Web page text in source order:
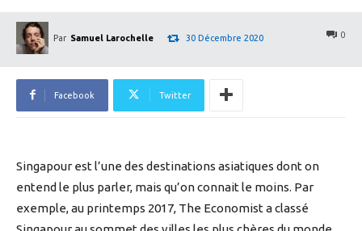
Par Samuel Larochelle 0
30 Décembre 2020
Facebook Twitter
Singapour est l’une des destinations asiatiques dont on
entend le plus parler, mais qu’on connait le moins. Par
exemple, au printemps 2017, The Economist a classé